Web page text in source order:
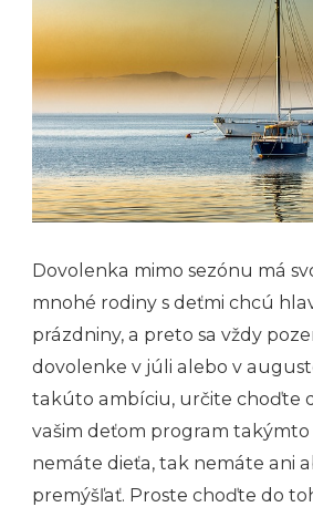
Dovolenka mimo sezónu má
mnohé rodiny s deťmi chcú
prázdniny, a preto sa vždy
dovolenke v júli alebo v
takúto ambíciu, určite choďte
vašim deťom program takýmto
nemáte dieťa, tak nemáte ani
premýšľať. Proste choďte do